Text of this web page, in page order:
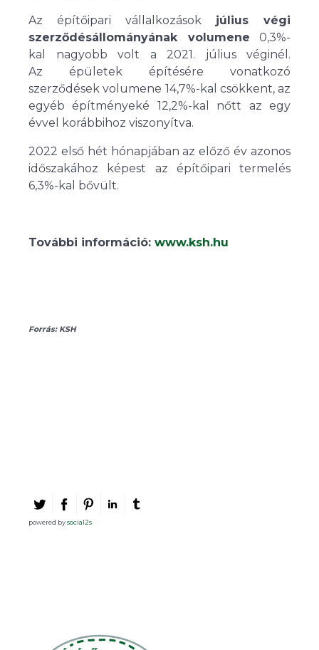
Az építőipari vállalkozások július végi
szerződésállományának volumene 0,3%-
kal nagyobb volt a 2021. július véginél.
Az épületek építésére vonatkozó
szerződések volumene 14,7%-kal csökkent, az
egyéb építményeké 12,2%-kal nőtt az egy
évvel korábbihoz viszonyítva.
2022 első hét hónapjában az előző év azonos
időszakához képest az építőipari termelés
6,3%-kal bővült.
További információ: www.ksh.hu
Forrás: KSH
powered bysocial2s